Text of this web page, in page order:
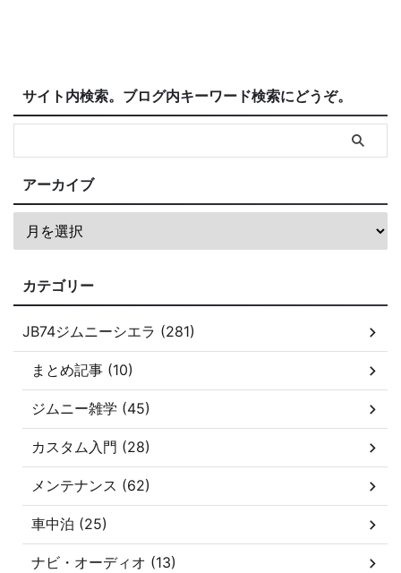
サイト内検索。ブログ内キーワード検索にどうぞ。
アーカイブ
カテゴリー
JB74ジムニーシエラ (281)
まとめ記事 (10)
ジムニー雑学 (45)
カスタム入門 (28)
メンテナンス (62)
車中泊 (25)
ナビ・オーディオ (13)